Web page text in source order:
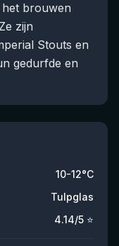
brouwen
zijn
Stouts en
gedurfde en
10-12°C
Tulpglas
4.14/5 ⭐